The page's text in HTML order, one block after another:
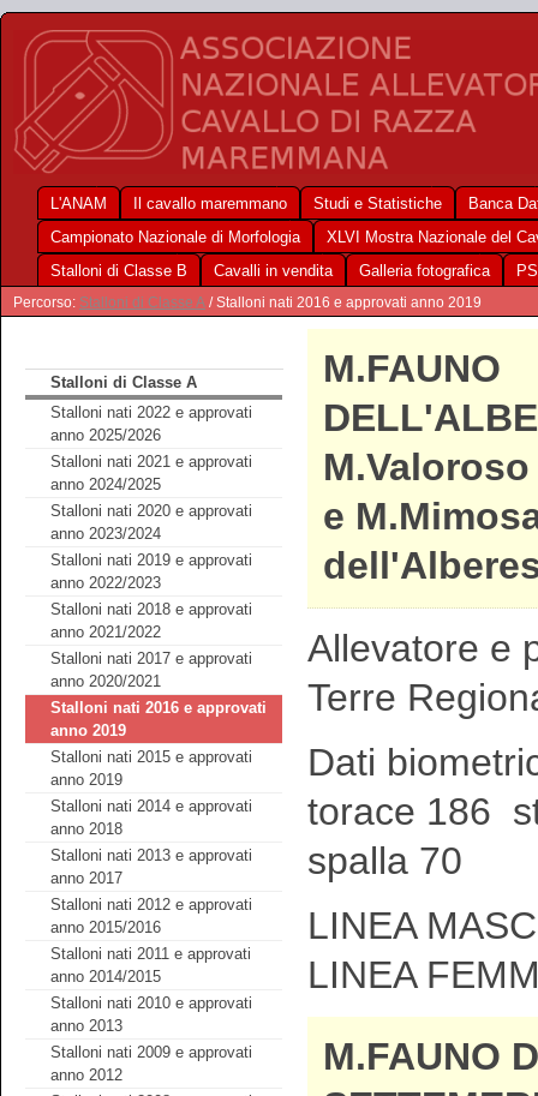
L'ANAM Il cavallo maremmano Studi e Statistiche
Banca
Campionato Nazionale di Morfologia
XLVI Mostra Nazionale del
Stalloni di Classe B
Cavalli in vendita Galleria fotografica
Percorso: Stalloni di Classe A / Stalloni nati 2016 e approvati anno 2019
Stalloni di Classe A
Stalloni nati 2022 e approvati
anno 2025/2026
Stalloni nati 2021 e approvati
anno 2024/2025
Stalloni nati 2020 e approvati
anno 2023/2024
Stalloni nati 2019 e approvati
anno 2022/2023
Stalloni nati 2018 e approvati
anno 2021/2022
Stalloni nati 2017 e approvati
anno 2020/2021
Stalloni nati 2016 e approvati
anno 2019
Stalloni nati 2015 e approvati
anno 2019
Stalloni nati 2014 e approvati
anno 2018
Stalloni nati 2013 e approvati
anno 2017
Stalloni nati 2012 e approvati
anno 2015/2016
Stalloni nati 2011 e approvati
anno 2014/2015
Stalloni nati 2010 e approvati
anno 2013
Stalloni nati 2009 e approvati
anno 2012
M.FAUNO
e
Allevatore e
Terre
Dati
torace 186
spalla 70
LINEA
LINEA
M.FAUNO